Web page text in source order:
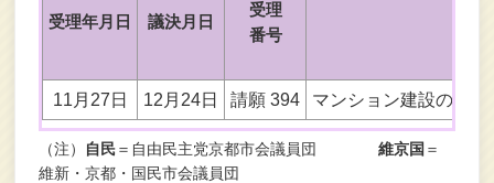
受理年月日 議決月日
受理
番号
11月27日 12月24日 請願 394 マンション建設の指
（注） 自民＝自由民主党京都市会議員団維京国 ＝
維新・京都・国民市会議員団